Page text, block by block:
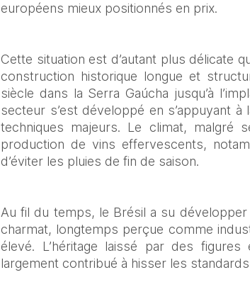
européens mieux positionnés en prix.
Cette situation est d’autant plus délicate
construction historique longue et
siècle dans la Serra Gaúcha jusqu’à
secteur s’est développé en s’appuyant
techniques majeurs. Le climat, malgré
production de vins effervescents,
d’éviter les pluies de fin de saison.
Au fil du temps, le Brésil a su
charmat, longtemps perçue comme
élevé. L’héritage laissé par des
largement contribué à hisser les